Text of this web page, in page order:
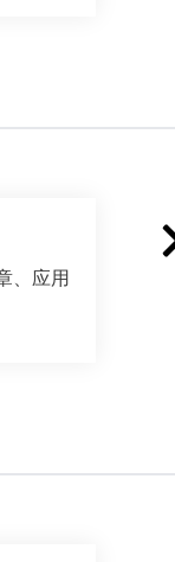
、应用